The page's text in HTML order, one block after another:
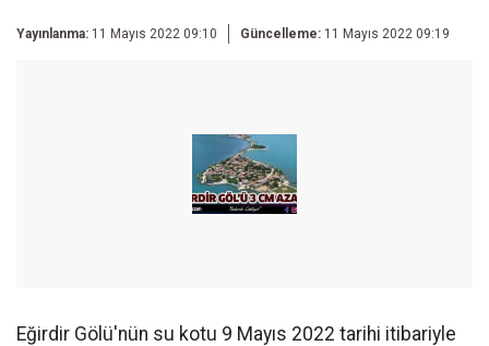
Yayınlanma: 11 Mayıs 2022 09:10 Güncelleme: 11 Mayıs 2022 09:19
Eğirdir Gölü'nün su kotu 9 Mayıs 2022 tarihi itibariyle